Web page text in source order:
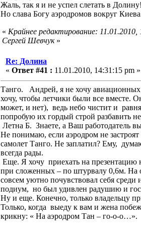
Жаль, так я и не успел слетать в
Но слава Богу аэродромов вокруг
« Крайнее редактирование:
Сергей Шевчук»
Re: Долина
« Ответ #41 : 11.01.2010, 14:31:15 pm »
Танго. Андрей, я не хочу авиационных
хочу, чтобы летчики были все вместе.
может, и нет), ведь небо чистит и
попробую их гордый строй разбавить
Летна Б. Знаете, а Ваш работодатель
Не понимаю, если аэродром не
самолет Танго. Не заплатил? Ему,
всегда рады.
Еще. Я хочу приехать на презентацию
при сложенных – по штурвалу 0,6м. На
совсем уютно почувствовал себя
подиум, но был удивлен радушию и
Ну и еще. Конечно, только владельцу
Только, когда выеду к вам и жена
крикну: « На аэродром Тан – го-о-о…».